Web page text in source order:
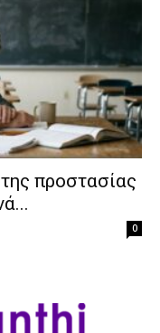
προστασίας
0